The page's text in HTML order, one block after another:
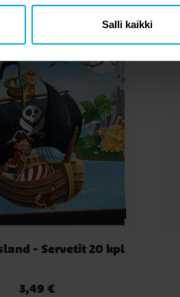
Salli kaikki
- Servetit 20 kpl
Hinta:3,49 €
3,49 €